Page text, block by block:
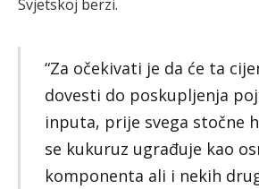
Svjetskoj berzi.
“Za očekivati je da će ta
dovesti do poskupljenja
inputa, prije svega stočne
se kukuruz ugrađuje kao
komponenta ali i nekih